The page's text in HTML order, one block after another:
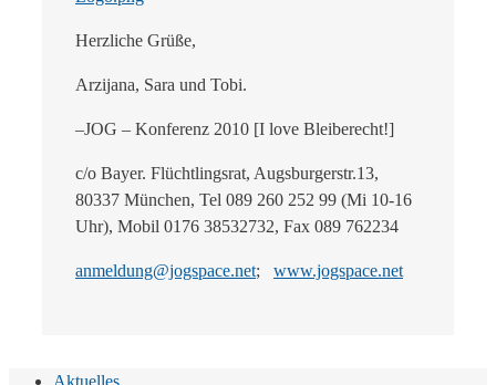
Herzliche Grüße,
Arzijana, Sara und Tobi.
–JOG – Konferenz 2010 [I love Bleiberecht!]
c/o Bayer. Flüchtlingsrat, Augsburgerstr.13,
80337 München, Tel 089 260 252 99 (Mi 10-16
Uhr), Mobil 0176 38532732, Fax 089 762234
anmeldung@jogspace.net; www.jogspace.net
Aktuelles